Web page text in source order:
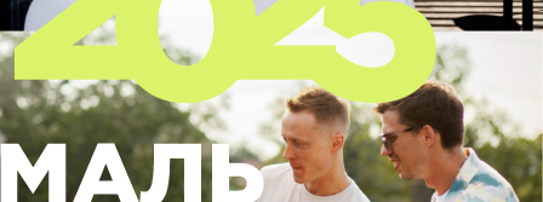
18.07.2025 · Марина Вохмина